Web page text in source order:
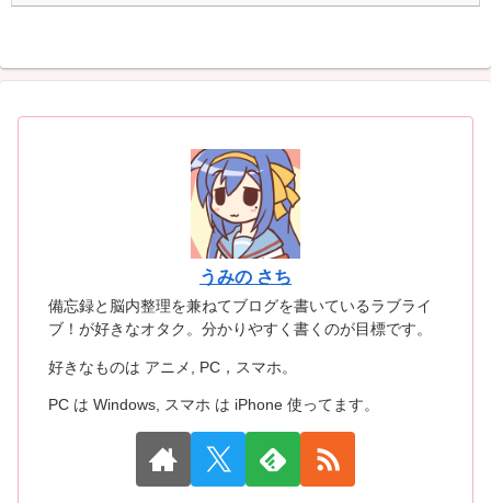
うみの さち
備忘録と脳内整理を兼ねてブログを書いているラブライ
ブ！が好きなオタク。分かりやすく書くのが目標です。
好きなものは アニメ, PC，スマホ。
PC は Windows, スマホ は iPhone 使ってます。